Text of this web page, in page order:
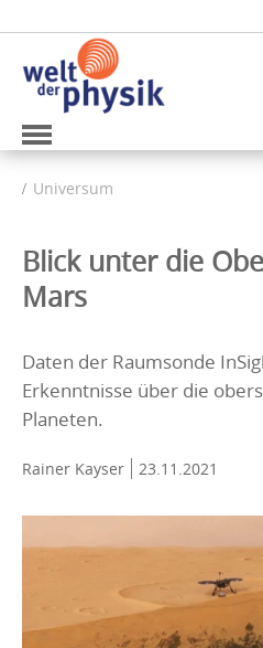
Universum
Blick unter die
Mars
Daten der Raumsonde
Erkenntnisse über die
Planeten.
Rainer Kayser 23.11.2021